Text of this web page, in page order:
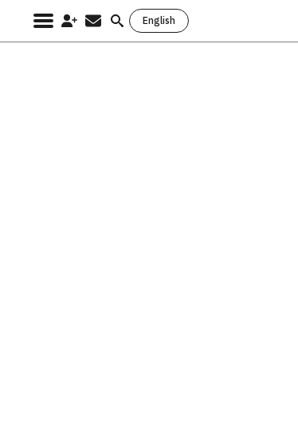
English
Search